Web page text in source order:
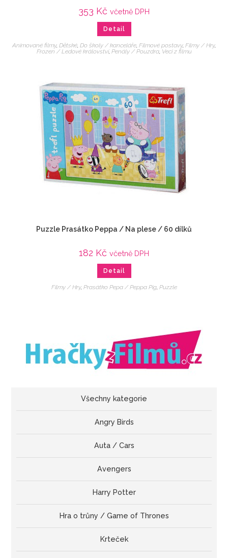
353 Kč včetně DPH
Detail
Animované filmy, Dětské, Do školy / kanceláře, Filmové postavy, Filmy / Hry,
Frozen / Ledové království, Penály / Pouzdra, Veci z filmu
Puzzle Prasátko Peppa / Na plese / 60 dílků
182 Kč včetně DPH
Detail
Filmy / Hry, Prasátko Pepa / Peppa Pig, Puzzle
Všechny kategorie
Angry Birds
Auta / Cars
Avengers
Harry Potter
Hra o trůny / Game of Thrones
Krteček